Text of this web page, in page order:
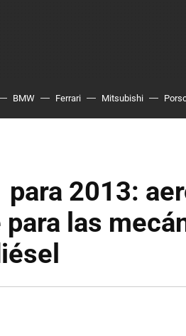
BMW Ferrari Mitsubishi
para 2013:
las